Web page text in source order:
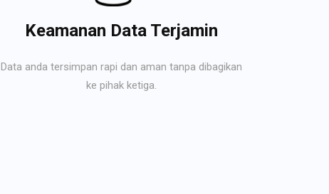
Keamanan Data Terjamin
Data anda tersimpan rapi dan aman tanpa dibagikan
ke pihak ketiga.